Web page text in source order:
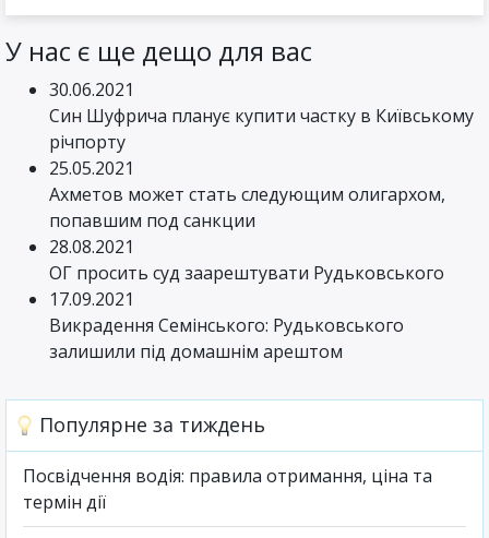
У нас є ще дещо для вас
30.06.2021
Син Шуфрича планує купити частку в Київському
річпорту
25.05.2021
Ахметов может стать следующим олигархом,
попавшим под санкции
28.08.2021
ОГ просить суд заарештувати Рудьковського
17.09.2021
Викрадення Семінського: Рудьковського
залишили під домашнім арештом
Популярне за тиждень
Посвідчення водія: правила отримання, ціна та
термін дії